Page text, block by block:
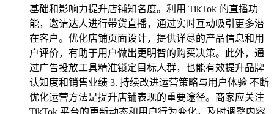
基础和影响力提升店铺知名度。利用 TikTok 的直播功
能，邀请达人进行带货直播，通过实时互动吸引更多潜
在客户。优化店铺页面设计，提供详尽的产品信息和用
户评价，有助于用户做出更明智的购买决策。此外，通
过广告投放工具精准锁定目标人群，也能有效提升品牌
认知度和销售业绩 3. 持续改进运营策略与用户体验 不断
优化运营方法是提升店铺表现的重要途径。商家应关注
TikTok 平台的更新动态和用户行为变化，及时调整内容